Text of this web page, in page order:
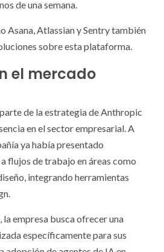
de una semana.
Asana, Atlassian y Sentry también
sobre esta plataforma.
el mercado
de la estrategia de Anthropic
en el sector empresarial. A
ya había presentado
flujos de trabajo en áreas como
integrando herramientas
empresa busca ofrecer una
específicamente para sus